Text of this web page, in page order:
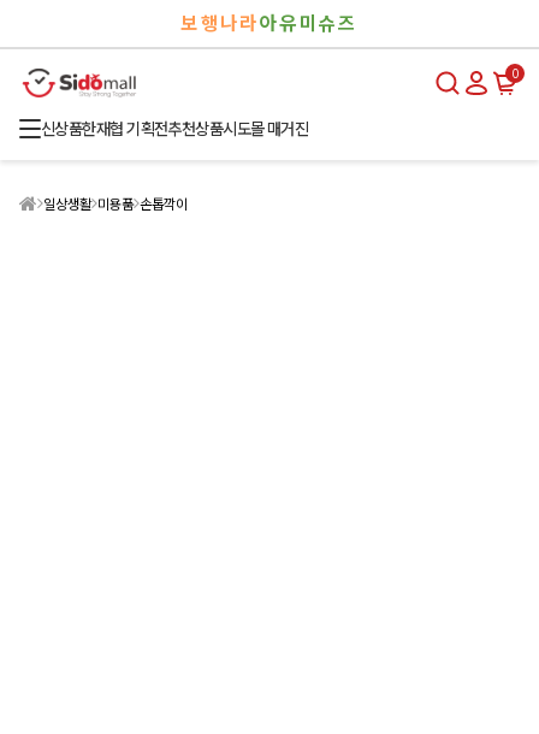
보행나라아유미슈즈
0
신상품한재협 기획전추천상품시도몰 매거진
일상생활 미용품 손톱깍이